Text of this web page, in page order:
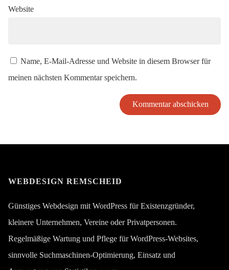
Website
Name, E-Mail-Adresse und Website in diesem Browser für
meinen nächsten Kommentar speichern.
WEBDESIGN REMSCHEID
Günstiges Webdesign mit WordPress für Existenzgründer,
kleinere Unternehmen, Vereine oder Privatpersonen.
Regelmäßige Wartung und Pflege für WordPress-Websites,
sinnvolle Suchmaschinen-Optimierung, Einsatz und